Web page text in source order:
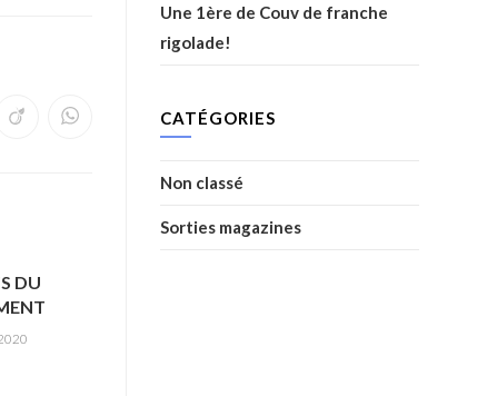
DU
Une 1ère de Couv de franche
rigolade!
CATÉGORIES
Non classé
Sorties magazines